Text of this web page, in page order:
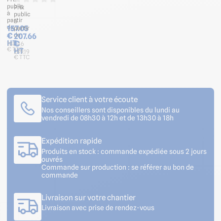
public
à
partir
de
157.05
€
HT
188.46
€ TTC
Prix
public
à
partir
de
207.66
€
HT
249.19
€ TTC
Service client à votre écoute
Nos conseillers sont disponibles du lundi au
vendredi de 08h30 à 12h et de 13h30 à 18h
Expédition rapide
Produits en stock : commande expédiée sous 2 jours
ouvrés
Commande sur production : se référer au bon de
commande
Livraison sur votre chantier
Livraison avec prise de rendez-vous